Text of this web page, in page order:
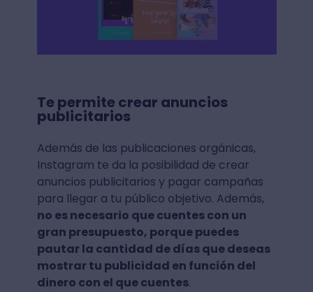
Te permite crear anuncios
publicitarios
Además de las publicaciones orgánicas,
Instagram te da la posibilidad de crear
anuncios publicitarios y pagar campañas
para llegar a tu público objetivo. Además,
no es necesario que cuentes con un
gran presupuesto, porque puedes
pautar la cantidad de días que deseas
mostrar tu publicidad en función del
dinero con el que cuentes.